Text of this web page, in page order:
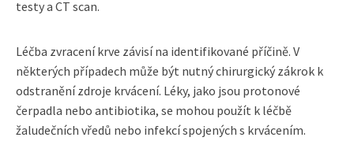
testy a CT scan.
Léčba zvracení krve závisí na identifikované příčině. V
některých případech může být nutný chirurgický zákrok k
odstranění zdroje krvácení. Léky, jako jsou protonové
čerpadla nebo antibiotika, se mohou použít k léčbě
žaludečních vředů nebo infekcí spojených s krvácením.